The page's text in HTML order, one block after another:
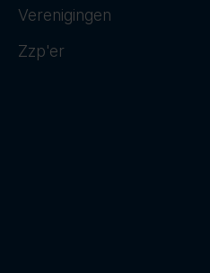
Verenigingen
Zzp'er